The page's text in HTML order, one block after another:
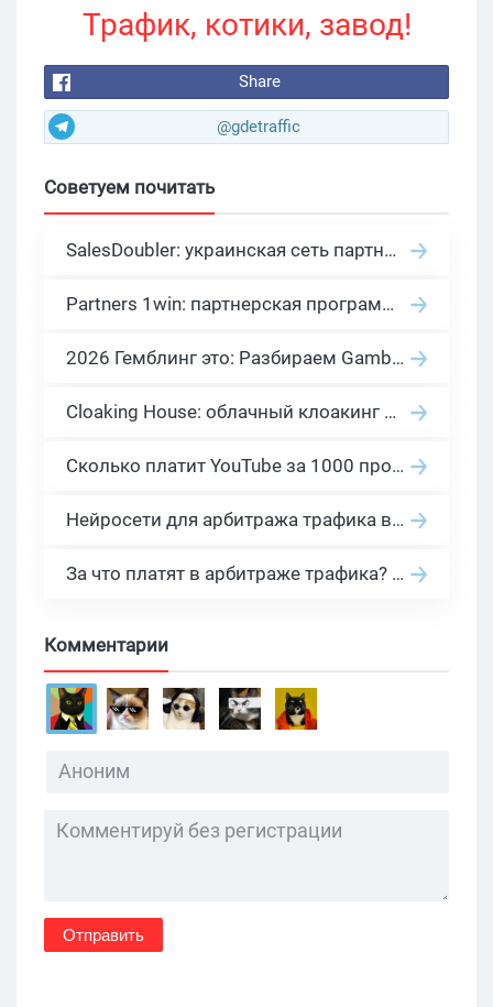
Трафик, котики, завод!
Share
@gdetraffic
Советуем почитать
SalesDoubler: украинская сеть партнерских программ с оплатой за действие
Partners 1win: партнерская программа казино в нише гемблинг арбитраж
2026 Гемблинг это: Разбираем Gambling вертикаль, и все что связано с гемблинг и беттинг офферами
Cloaking House: облачный клоакинг для фильтрации ботов FB и Google Ads — гайд PHP-интеграции 2026
Сколько платит YouTube за 1000 просмотров в 2026: реальные цифры от 0.5 до 36 USD по ГЕО
Нейросети для арбитража трафика в 2026: инструменты, кейсы и AI-медиабайеры
За что платят в арбитраже трафика? 30 моделей оплаты в бурж и СНГ партнерках
Комментарии
Отправить